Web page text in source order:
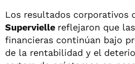
Los resultados corporativos
Supervielle reflejaron que
financieras continúan bajo
de la rentabilidad y el